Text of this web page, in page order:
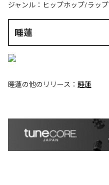
ジャンル： ヒップホップ/ラップ
睡蓮
睡蓮の他のリリース： 睡蓮